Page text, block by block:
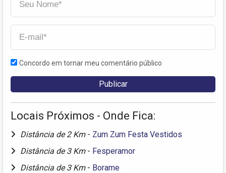
Concordo em tornar meu comentário público
Locais Próximos - Onde Fica:
Distância de 2 Km - Zum Zum Festa Vestidos
Distância de 3 Km - Fesperamor
Distância de 3 Km - Borame